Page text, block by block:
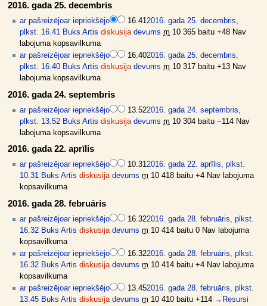
2016. gada 25. decembris
ar pašreizējoar iepriekšējo 16.412016. gada 25. decembris,
plkst. 16.41 Buks Artis diskusija devums m 10 365 baitu +48 Nav
labojuma kopsavilkuma
ar pašreizējoar iepriekšējo 16.402016. gada 25. decembris,
plkst. 16.40 Buks Artis diskusija devums m 10 317 baitu +13 Nav
labojuma kopsavilkuma
2016. gada 24. septembris
ar pašreizējoar iepriekšējo 13.522016. gada 24. septembris,
plkst. 13.52 Buks Artis diskusija devums m 10 304 baitu −114 Nav
labojuma kopsavilkuma
2016. gada 22. aprīlis
ar pašreizējoar iepriekšējo 10.312016. gada 22. aprīlis, plkst.
10.31 Buks Artis diskusija devums m 10 418 baitu +4 Nav labojuma
kopsavilkuma
2016. gada 28. februāris
ar pašreizējoar iepriekšējo 16.322016. gada 28. februāris, plkst.
16.32 Buks Artis diskusija devums m 10 414 baitu 0 Nav labojuma
kopsavilkuma
ar pašreizējoar iepriekšējo 16.322016. gada 28. februāris, plkst.
16.32 Buks Artis diskusija devums m 10 414 baitu +4 Nav labojuma
kopsavilkuma
ar pašreizējoar iepriekšējo 13.452016. gada 28. februāris, plkst.
13.45 Buks Artis diskusija devums m 10 410 baitu +114 → Resursi